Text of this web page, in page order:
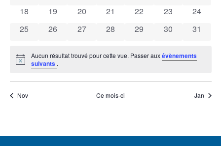
0 évènements
18 0 évènements
19 0 évènements
20 0 évènements
21 0 évènements
22 0 évènements
23 0
24
0 évènements
25 0 évènements
26 0 évènements
27 0 évènements
28 0 évènements
29 0 évènements
30 0
31
Notice
Aucun résultat trouvé pour cette vue. Passer auxévènements
suivants .
Nov Ce mois-ci Jan